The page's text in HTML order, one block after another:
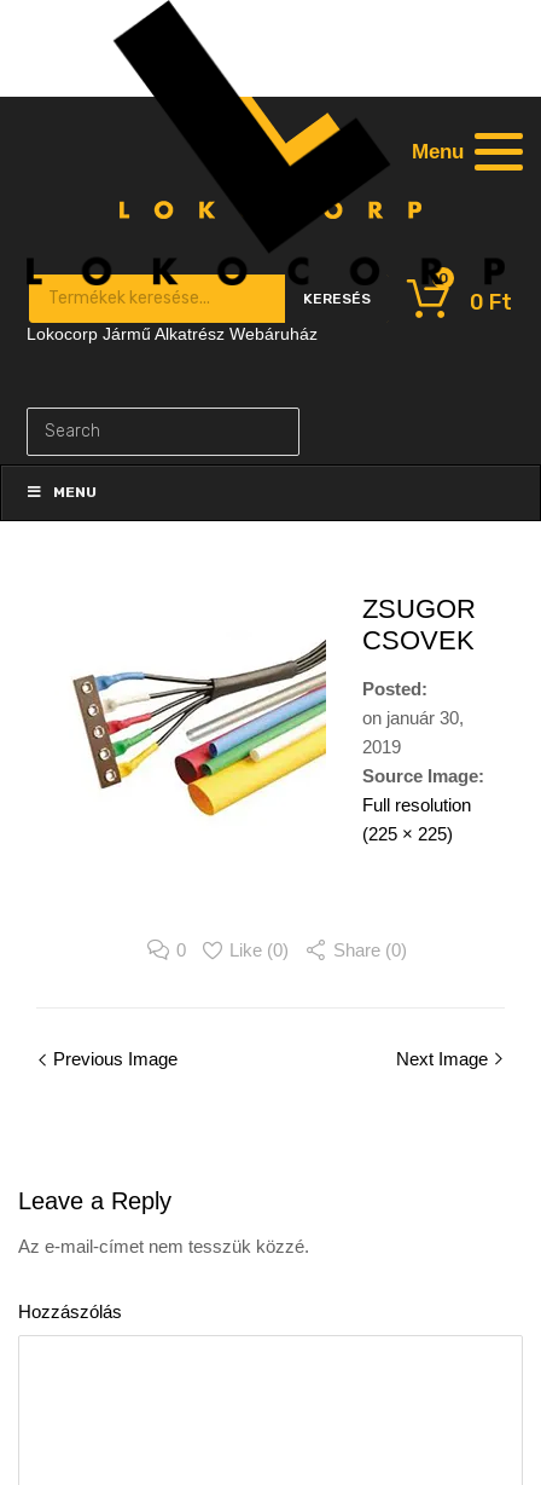
Products search
KERESÉS 0 Ft
0
to
contentMENU
ZSUGOR
CSOVEK
Posted:
on január 30,
2019
Source Image:
Full resolution
(225 × 225)
0 Like (0) Share (0)
Previous Image Next Image
Leave a Reply
Az e-mail-címet nem tesszük közzé.
Hozzászólás
Lokocorp Jármű Alkatrész Webáruház
Menu